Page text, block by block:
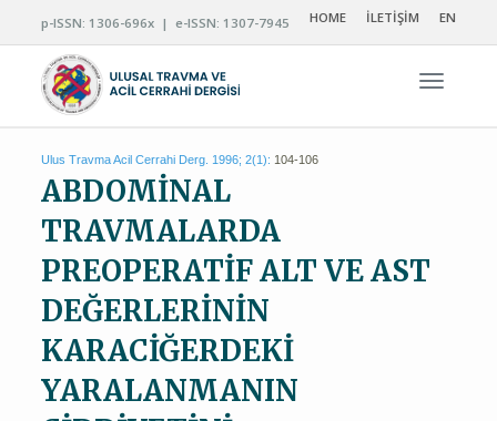
p-ISSN: 1306-696x | e-ISSN: 1307-7945 HOME İLETİŞİM EN
Ulus Travma Acil Cerrahi Derg. 1996; 2(1): 104-106
ABDOMİNAL
TRAVMALARDA
PREOPERATİF ALT VE AST
DEĞERLERİNİN
KARACİĞERDEKİ
YARALANMANIN